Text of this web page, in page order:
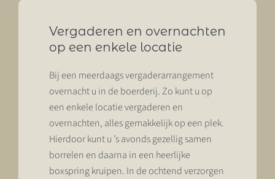
Vergaderen en overnachten
op een enkele locatie
Bij een meerdaags vergaderarrangement
overnacht u in de boerderij. Zo kunt u op
een enkele locatie vergaderen en
overnachten, alles gemakkelijk op een plek.
Hierdoor kunt u ’s avonds gezellig samen
borrelen en daarna in een heerlijke
boxspring kruipen. In de ochtend verzorgen